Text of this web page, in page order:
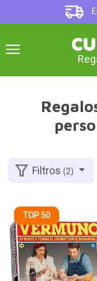
Filtros(2)
TOP 50